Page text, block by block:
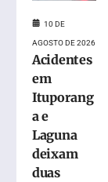
julho
10 DE
AGOSTO DE 2026
Acidentes
em
Ituporang
a e
Laguna
deixam
duas